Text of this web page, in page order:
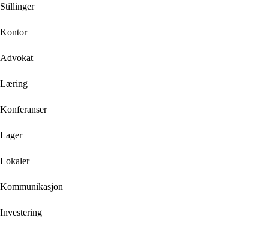
Stillinger
Kontor
Advokat
Læring
Konferanser
Lager
Lokaler
Kommunikasjon
Investering